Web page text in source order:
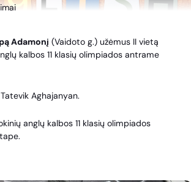
Adamonį (Vaidoto g.) užėmus II vietą
kalbos 11 klasių olimpiados antrame
Aghajanyan.
anglų kalbos 11 klasių olimpiados